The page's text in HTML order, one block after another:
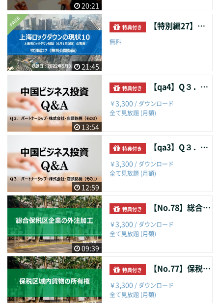
20:21
21:45
特典付き 【特別編27】上海ロックダウンの現状１０
無料
13:54
特典付き 【qa4】Q３．パートナーシップ・株式会社・店頭銘柄（その2）
￥3,300 / ダウンロード
全て見放題 (月額)
12:59
特典付き 【qa3】Q３．パートナーシップ・株式会社・店頭銘柄（その1）
￥3,300 / ダウンロード
全て見放題 (月額)
09:39
特典付き 【No.78】総合保税区企業の外注加工
￥3,300 / ダウンロード
全て見放題 (月額)
特典付き 【No.77】保税区域内貨物の所有権
￥3,300 / ダウンロード
全て見放題 (月額)